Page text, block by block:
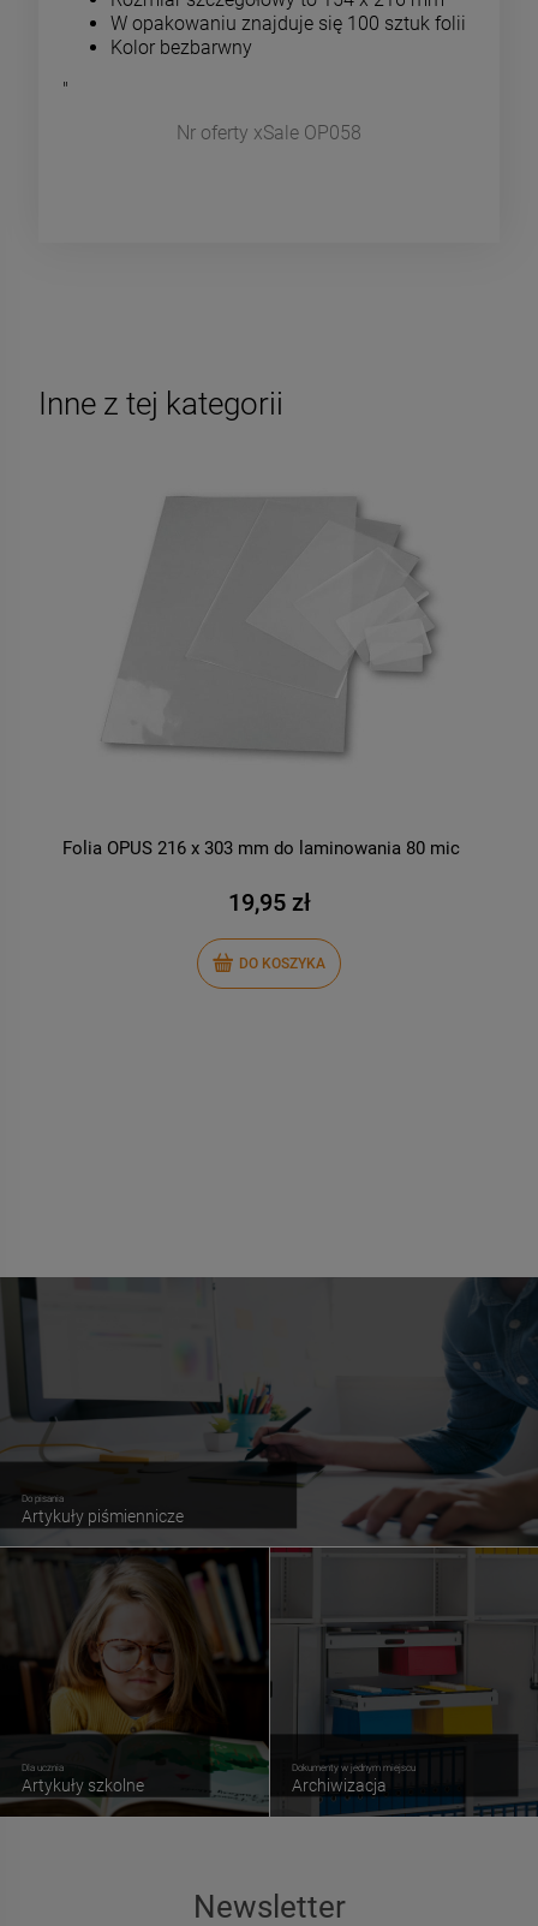
W opakowaniu znajduje się 100 sztuk folii
Kolor bezbarwny
"
Nr oferty xSale OP058
Inne z tej kategorii
Folia OPUS 216 x 303 mm do laminowania 80 mic
19,95 zł
DO KOSZYKA
Do pisania
Artykuły piśmiennicze
Dla ucznia
Artykuły szkolne
Dokumenty w jednym miejscu
Archiwizacja
Newsletter